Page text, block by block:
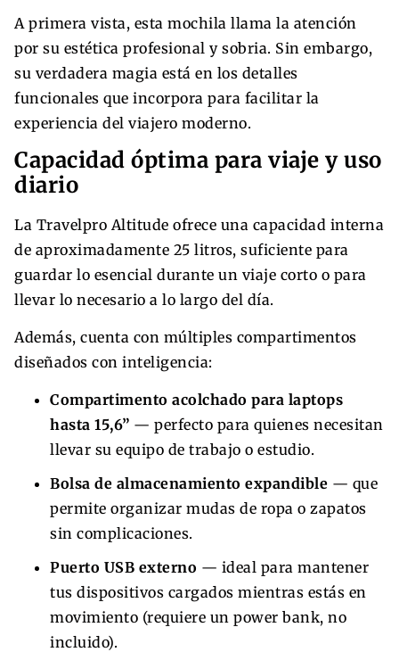
A primera vista, esta mochila llama la atención
por su estética profesional y sobria. Sin embargo,
su verdadera magia está en los detalles
funcionales que incorpora para facilitar la
experiencia del viajero moderno.
Capacidad óptima para viaje y uso
diario
La Travelpro Altitude ofrece una capacidad interna
de aproximadamente 25 litros, suficiente para
guardar lo esencial durante un viaje corto o para
llevar lo necesario a lo largo del día.
Además, cuenta con múltiples compartimentos
diseñados con inteligencia:
Compartimento acolchado para laptops
hasta 15,6” — perfecto para quienes necesitan
llevar su equipo de trabajo o estudio.
Bolsa de almacenamiento expandible — que
permite organizar mudas de ropa o zapatos
sin complicaciones.
Puerto USB externo — ideal para mantener
tus dispositivos cargados mientras estás en
movimiento (requiere un power bank, no
incluido).